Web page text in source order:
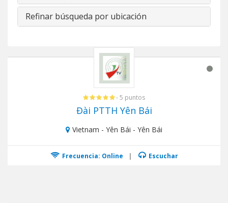
Refinar búsqueda por ubicación
- 5 puntos
Đài PTTH Yên Bái
Vietnam - Yên Bái - Yên Bái
Frecuencia: Online | Escuchar